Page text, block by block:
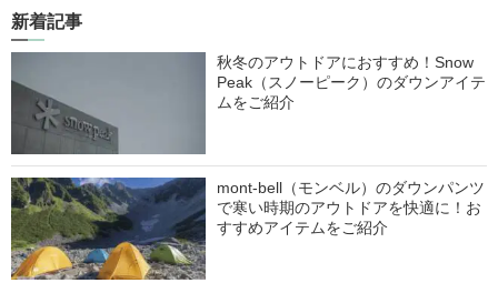
新着記事
秋冬のアウトドアにおすすめ！Snow
Peak（スノーピーク）のダウンアイテ
ムをご紹介
mont-bell（モンベル）のダウンパンツ
で寒い時期のアウトドアを快適に！お
すすめアイテムをご紹介